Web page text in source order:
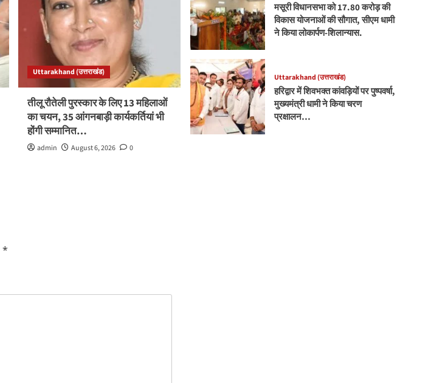
Uttarakhand (उत्तराखंड)
तीलू रौतेली पुरस्कार के लिए 13 महिलाओं
का चयन, 35 आंगनबाड़ी कार्यकर्तियां भी
होंगी सम्मानित…
admin August 6, 2026 0
*
मसूरी विधानसभा को 17.80 करोड़ की
विकास योजनाओं की सौगात, सीएम धामी
ने किया लोकार्पण-शिलान्यास.
Uttarakhand (उत्तराखंड)
हरिद्वार में शिवभक्त कांवड़ियों पर पुष्पवर्षा,
मुख्यमंत्री धामी ने किया चरण
प्रक्षालन…